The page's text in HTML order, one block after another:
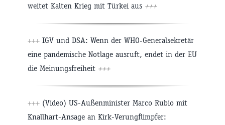
weitet Kalten Krieg mit Türkei aus +++
+++ IGV und DSA: Wenn der WHO-Generalsekretär
eine pandemische Notlage ausruft, endet in der EU
die Meinungsfreiheit +++
+++ (Video) US-Außenminister Marco Rubio mit
Knallhart-Ansage an Kirk-Verungflimpfer: